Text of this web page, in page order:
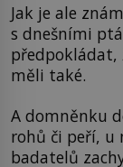
Jak je ale
s dnešními
předpokládat,
měli také.
A domněnku
rohů či peří, u
badatelů